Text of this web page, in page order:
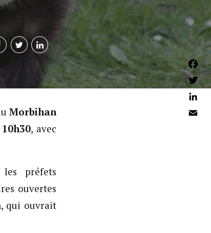
Morbihan
, avec
les préfets
ouvertes
qui ouvrait
Twitter